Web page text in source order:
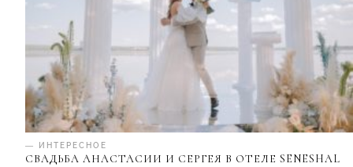
— ИНТЕРЕСНОЕ
СВАДЬБА АНАСТАСИИ И СЕРГЕЯ В ОТЕЛЕ SENESHAL